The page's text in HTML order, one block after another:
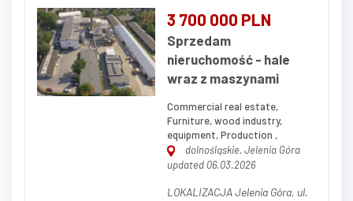
zorganizowane
przedsiębiorstwo produkcyjne
wraz ze znaną marką własną -
branża ślusarstwo wraz z
produkcją elementów z tworzyw
3 700 000 PLN
Sprzedam
nieruchomość - hale
wraz z maszynami
Commercial real estate,
Furniture, wood industry,
equipment, Production ,
dolnośląskie, Jelenia Góra
updated 06.03.2026
LOKALIZACJA Jelenia Góra, ul.